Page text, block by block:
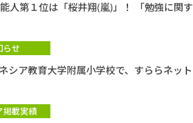
人第１位は「桜井翔(嵐)」！ 「勉強に関
らせ
シア教育大学附属小学校で、すららネッ
掲載実績